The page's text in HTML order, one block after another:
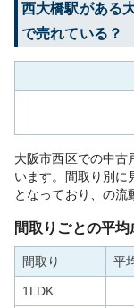
西大橋駅がある
で売れている？
大阪市西区での中古
います。間取り別に
となっており、の流
間取りごとの平均
間取り 平
1LDK